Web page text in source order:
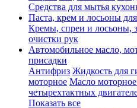
Средства для мытья
Паста, крем и лосьоны
Кремы, спреи и лосьоны,
очистки рук
Автомобильное масло,
присадки
Антифриз Жидкость для
моторное Масло
четырехтактных
Показать все